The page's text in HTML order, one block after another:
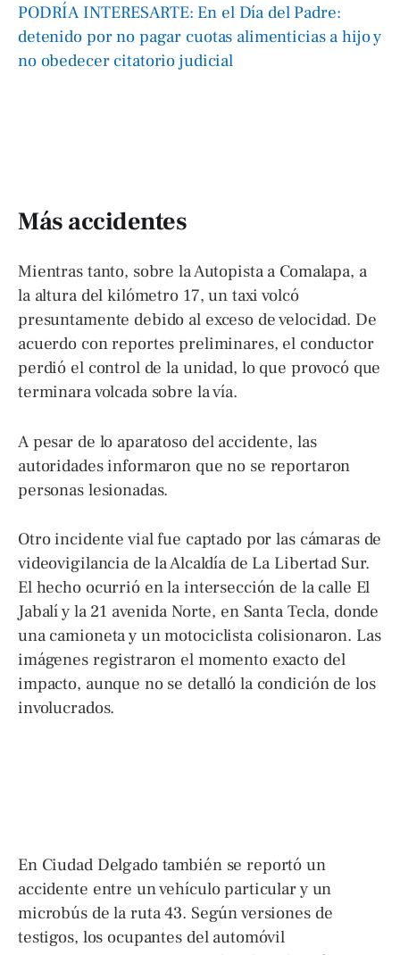
PODRÍA INTERESARTE: En el Día del Padre:
detenido por no pagar cuotas alimenticias a hijo y
no obedecer citatorio judicial
Más accidentes
Mientras tanto, sobre la Autopista a Comalapa, a
la altura del kilómetro 17, un taxi volcó
presuntamente debido al exceso de velocidad. De
acuerdo con reportes preliminares, el conductor
perdió el control de la unidad, lo que provocó que
terminara volcada sobre la vía.
A pesar de lo aparatoso del accidente, las
autoridades informaron que no se reportaron
personas lesionadas.
Otro incidente vial fue captado por las cámaras de
videovigilancia de la Alcaldía de La Libertad Sur.
El hecho ocurrió en la intersección de la calle El
Jabalí y la 21 avenida Norte, en Santa Tecla, donde
una camioneta y un motociclista colisionaron. Las
imágenes registraron el momento exacto del
impacto, aunque no se detalló la condición de los
involucrados.
En Ciudad Delgado también se reportó un
accidente entre un vehículo particular y un
microbús de la ruta 43. Según versiones de
testigos, los ocupantes del automóvil